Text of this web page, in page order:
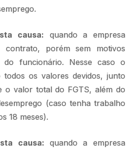
causa: quando a empresa
contrato, porém sem motivos
do funcionário. Nesse caso o
todos os valores devidos, junto
o valor total do FGTS, além do
(caso tenha trabalho
18 meses).
causa: quando a empresa